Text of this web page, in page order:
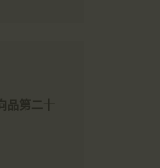
品第二十